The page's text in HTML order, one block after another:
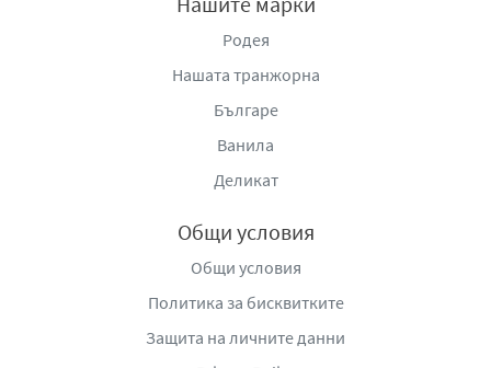
Родея
Нашата транжорна
Българе
Ванила
Деликат
Общи условия
Общи условия
Политика за бисквитките
Защита на личните данни